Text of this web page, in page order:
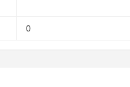
0